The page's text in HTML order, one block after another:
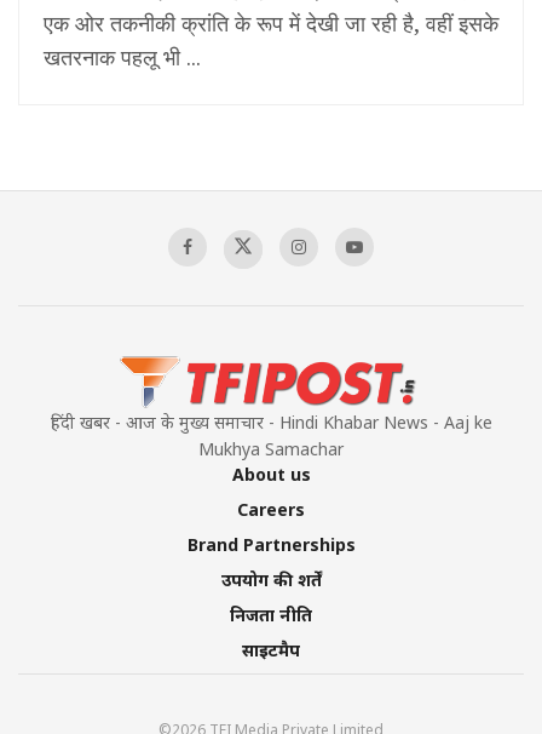
एक ओर तकनीकी क्रांति के रूप में देखी जा रही है, वहीं इसके
खतरनाक पहलू भी ...
हिंदी खबर - आज के मुख्य समाचार - Hindi Khabar News - Aaj ke
Mukhya Samachar
About us
Careers
Brand Partnerships
उपयोग की शर्तें
निजता नीति
साइटमैप